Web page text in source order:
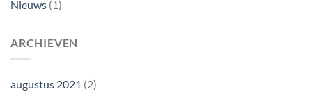
Nieuws (1)
ARCHIEVEN
augustus 2021 (2)